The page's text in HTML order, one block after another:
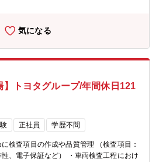
気になる
】トヨタグループ/年間休日121
正社員 学歴不問
検査項目の作成や品質管理 （検査項目：
、電子保証など） ・車両検査工程におけ